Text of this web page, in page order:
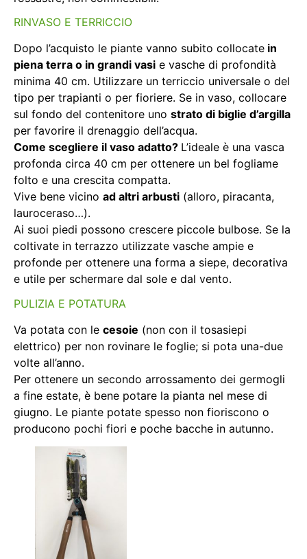
RINVASO E TERRICCIO
Dopo l’acquisto le piante vanno subito collocate in
piena terra o in grandi vasi e vasche di profondità
minima 40 cm. Utilizzare un terriccio universale o del
tipo per trapianti o per fioriere. Se in vaso, collocare
sul fondo del contenitore uno strato di biglie d’argilla
per favorire il drenaggio dell’acqua.
Come scegliere il vaso adatto? L’ideale è una vasca
profonda circa 40 cm per ottenere un bel fogliame
folto e una crescita compatta.
Vive bene vicino ad altri arbusti (alloro, piracanta,
lauroceraso…).
Ai suoi piedi possono crescere piccole bulbose. Se la
coltivate in terrazzo utilizzate vasche ampie e
profonde per ottenere una forma a siepe, decorativa
e utile per schermare dal sole e dal vento.
PULIZIA E POTATURA
Va potata con le cesoie (non con il tosasiepi
elettrico) per non rovinare le foglie; si pota una-due
volte all’anno.
Per ottenere un secondo arrossamento dei germogli
a fine estate, è bene potare la pianta nel mese di
giugno. Le piante potate spesso non fioriscono o
producono pochi fiori e poche bacche in autunno.